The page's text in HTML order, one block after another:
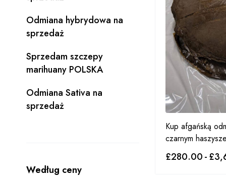
Odmiana hybrydowa na
sprzedaż
Sprzedam szczepy
marihuany POLSKA
Odmiana Sativa na
sprzedaż
Według ceny
Kup afgańską
czarnym
£280.00-£